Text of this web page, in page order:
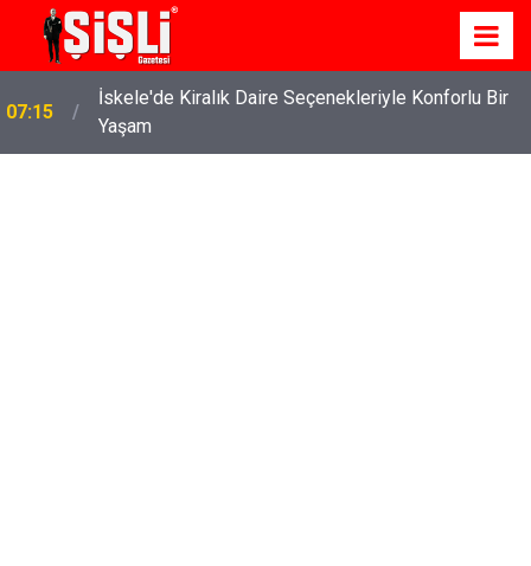
07:15
İskele'de Kiralık Daire Seçenekleriyle Konforlu Bir
Yaşam